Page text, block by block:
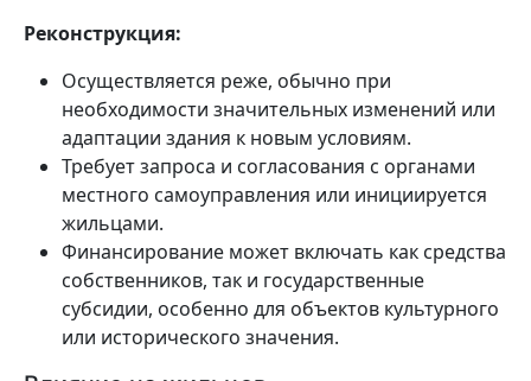
Реконструкция:
Осуществляется реже, обычно при
необходимости значительных изменений или
адаптации здания к новым условиям.
Требует запроса и согласования с органами
местного самоуправления или инициируется
жильцами.
Финансирование может включать как средства
собственников, так и государственные
субсидии, особенно для объектов культурного
или исторического значения.